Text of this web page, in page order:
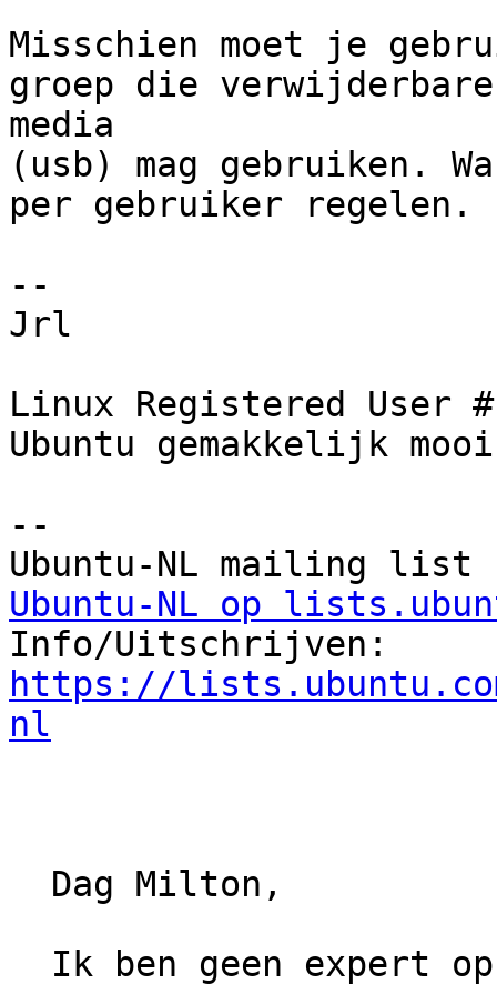
Misschien moet je
groep die
media
(usb) mag gebruiken.
per gebruiker regelen.
--
Jrl
Linux Registered User #
Ubuntu gemakkelijk
--
Ubuntu-NL op
https://
nl